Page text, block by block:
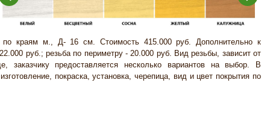
краям м., Д- 16 см. Стоимость 415.000 руб. Дополнительно к
руб.; резьба по периметру - 20.000 руб. Вид резьбы, зависит от
заказчику предоставляется несколько вариантов на выбор. В
покраска, установка, черепица, вид и цвет покрытия по